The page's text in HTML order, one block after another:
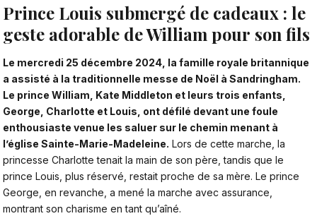
Prince Louis submergé de cadeaux : le
geste adorable de William pour son fils
Le mercredi 25 décembre 2024, la famille royale britannique
a assisté à la traditionnelle messe de Noël à Sandringham.
Le prince William, Kate Middleton et leurs trois enfants,
George, Charlotte et Louis, ont défilé devant une foule
enthousiaste venue les saluer sur le chemin menant à
l’église Sainte-Marie-Madeleine. Lors de cette marche, la
princesse Charlotte tenait la main de son père, tandis que le
prince Louis, plus réservé, restait proche de sa mère. Le prince
George, en revanche, a mené la marche avec assurance,
montrant son charisme en tant qu’aîné.